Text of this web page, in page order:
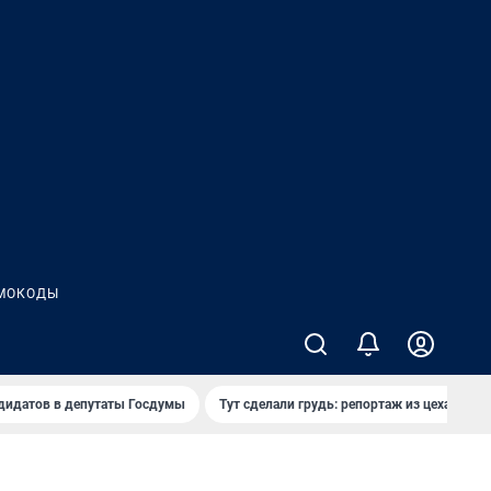
в депутаты Госдумы Тут сделали грудь: репортаж из цеха